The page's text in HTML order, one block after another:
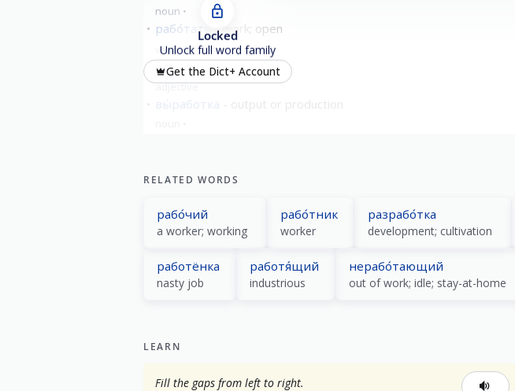
noun
рабо́тать work; open
verb imperfective
рабо́тный working
adjective
вы́работка
Locked
Unlock full word family
Get the Dict+ Account
RELATED WORDS
рабо́чий
a worker; working
рабо́тник
worker
разрабо́тка
development; cultivation
работёнка
nasty job
работя́щий
industrious
нерабо́тающий
out of work; idle; stay-at-home
LEARN
Fill the gaps from left to right.